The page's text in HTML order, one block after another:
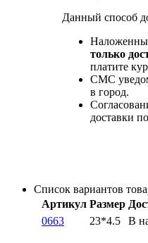
Данный способ
только
платите
СМС
в город.
доставки
Список вариантов
Артикул Размер
0663
23*4.5 В